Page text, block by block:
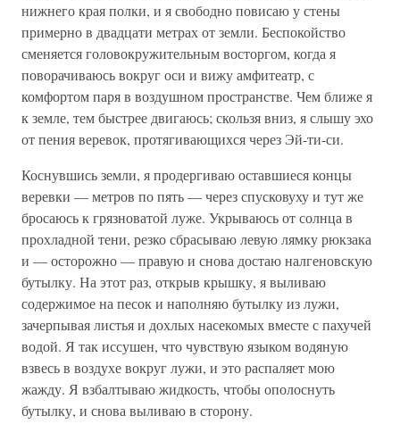
нижнего края полки, и я свободно повисаю у стены
примерно в двадцати метрах от земли. Беспокойство
сменяется головокружительным восторгом, когда я
поворачиваюсь вокруг оси и вижу амфитеатр, с
комфортом паря в воздушном пространстве. Чем ближе я
к земле, тем быстрее двигаюсь; скользя вниз, я слышу эхо
от пения веревок, протягивающихся через Эй-ти-си.
Коснувшись земли, я продергиваю оставшиеся концы
веревки — метров по пять — через спусковуху и тут же
бросаюсь к грязноватой луже. Укрываюсь от солнца в
прохладной тени, резко сбрасываю левую лямку рюкзака
и — осторожно — правую и снова достаю налгеновскую
бутылку. На этот раз, открыв крышку, я выливаю
содержимое на песок и наполняю бутылку из лужи,
зачерпывая листья и дохлых насекомых вместе с пахучей
водой. Я так иссушен, что чувствую языком водяную
взвесь в воздухе вокруг лужи, и это распаляет мою
жажду. Я взбалтываю жидкость, чтобы ополоснуть
бутылку, и снова выливаю в сторону.